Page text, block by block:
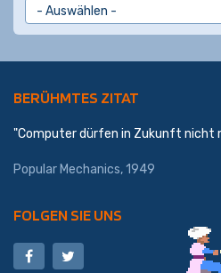
BERÜHMTES ZITAT
"Computer dürfen in Zukunft nicht
Popular Mechanics, 1949
FOLGEN SIE UNS